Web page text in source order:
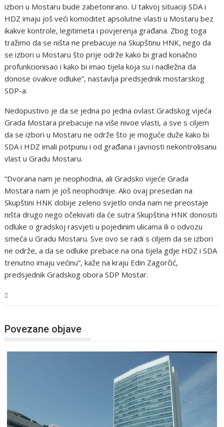
izbori u Mostaru bude zabetonirano. U takvoj situaciji SDA i
HDZ imaju još veći komoditet apsolutne vlasti u Mostaru bez
ikakve kontrole, legitimeta i povjerenja građana. Zbog toga
tražimo da se ništa ne prebacuje na Skupštinu HNK, nego da
se izbori u Mostaru što prije održe kako bi grad konačno
profunkcionisao i kako bi imao tijela koja su i nadležna da
donose ovakve odluke”, nastavlja predsjednik mostarskog
SDP-a.
Nedopustivo je da se jedna po jedna ovlast Gradskog vijeća
Grada Mostara prebacuje na više nivoe vlasti, a sve s ciljem
da se izbori u Mostaru ne održe što je moguće duže kako bi
SDA i HDZ imali potpunu i od građana i javnosti nekontrolisanu
vlast u Gradu Mostaru.
“Dvorana nam je neophodna, ali Gradsko vijeće Grada
Mostara nam je još neophodnije. Ako ovaj presedan na
Skupštini HNK dobije zeleno svjetlo onda nam ne preostaje
ništa drugo nego očekivati da će sutra Skupština HNK donositi
odluke o gradskoj rasvjeti u pojedinim ulicama ili o odvozu
smeća u Gradu Mostaru. Sve ovo se radi s ciljem da se izbori
ne održe, a da se odluke prebace na ona tijela gdje HDZ i SDA
trenutno imaju većinu”, kaže na kraju Edin Zagorčić,
predsjednik Gradskog obora SDP Mostar.
Povezane objave